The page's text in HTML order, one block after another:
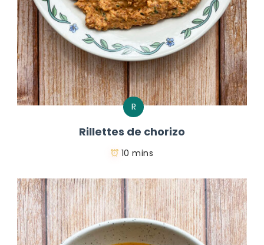
R
Rillettes de chorizo
10 mins